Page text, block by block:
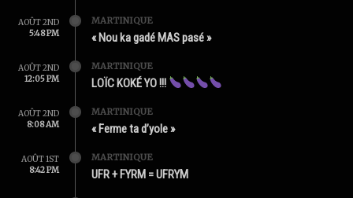
AOÛT 2ND
5:48 PM
MARTINIQUE
« Nou ka gadé MAS pasé »
AOÛT 2ND
12:05 PM
MARTINIQUE
LOÏC KOKÉ YO !!!
AOÛT 2ND
8:08 AM
MARTINIQUE
« Ferme ta d’yole »
AOÛT 1ST
8:42 PM
MARTINIQUE
UFR + FYRM = UFRYM